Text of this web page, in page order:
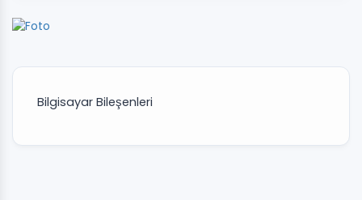
Bilgisayar Bileşenleri